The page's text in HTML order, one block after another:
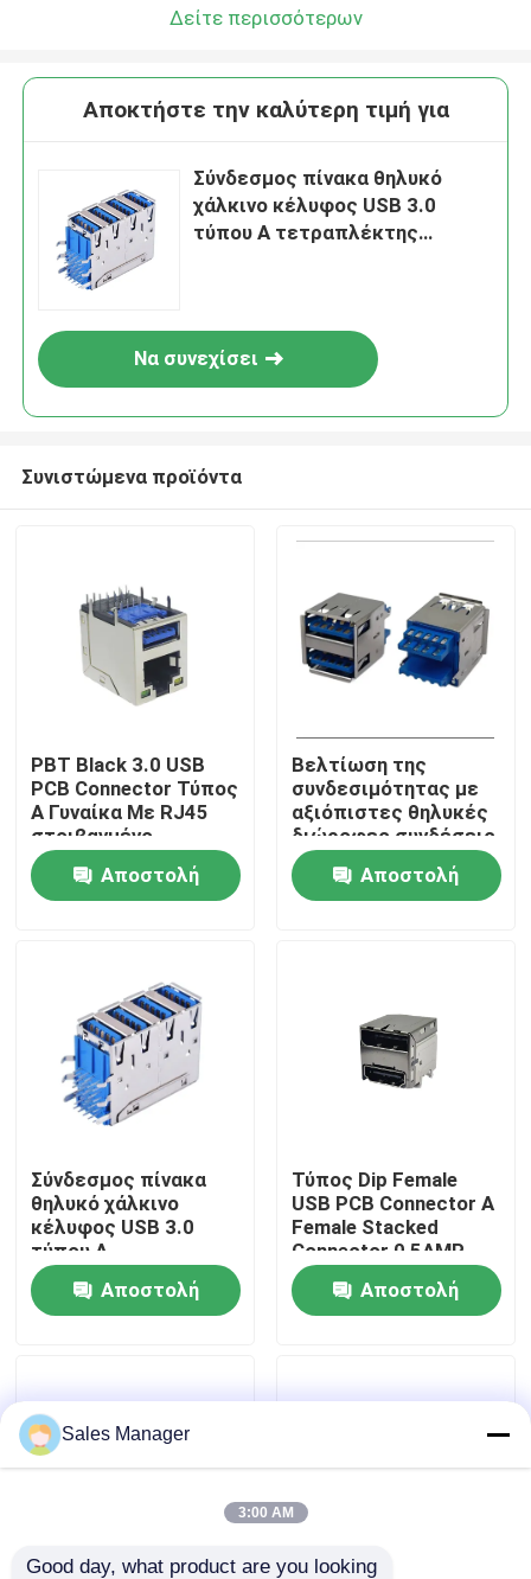
Σπίτι
Περίπου εμείς
Γύρος εργοστασίων
Ποιοτικός έλεγχος
Επαφή ΗΠΑ
Υποδοχή DIP USB
Υποδοχές USB Type C
Δείτε περισσότερων
Αποκτήστε την καλύτερη τιμή για
Σύνδεσμος πίνακα θηλυκό
χάλκινο κέλυφος USB 3.0
τύπου A τετραπλέκτης
Να συνεχίσει
Συνιστώμενα προϊόντα
PBT Black 3.0 USB
PCB Connector Τύπος
A Γυναίκα Με RJ45
στοιβαγμένο
Αποστολή
Βελτίωση της
συνδεσιμότητας με
αξιόπιστες θηλυκές
διώροφες συνδέσεις
USB 1.5A
Αποστολή
Σύνδεσμος πίνακα
θηλυκό χάλκινο
κέλυφος USB 3.0
τύπου A
τετραπλέκτης
στοιβαγμένης πρίζας
USB
Αποστολή
Τύπος Dip Female
USB PCB Connector A
Female Stacked
Connector 0,5AMP
Αποστολή
Sales Manager
3:00 AM
Good day, what product are you looking